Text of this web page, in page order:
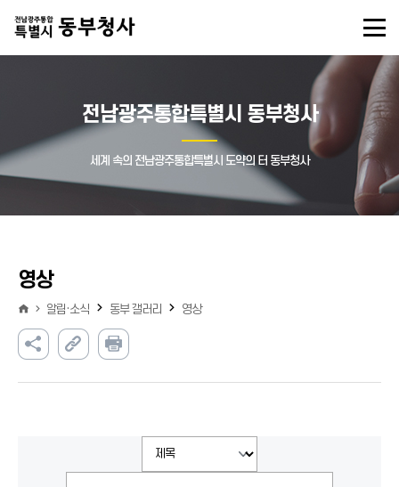
전남광주통합특별시 동부청사
세계 속의 전남광주통합특별시 도약의 터 동부청사
영상
알림·소식 동부 갤러리 영상